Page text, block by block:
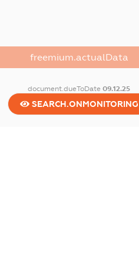
freemium.actualData
document.dueToDate09.12.25
SEARCH.ONMONITORING